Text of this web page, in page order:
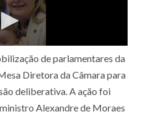
de parlamentares da
Diretora da Câmara para
deliberativa. A ação foi
Alexandre de Moraes